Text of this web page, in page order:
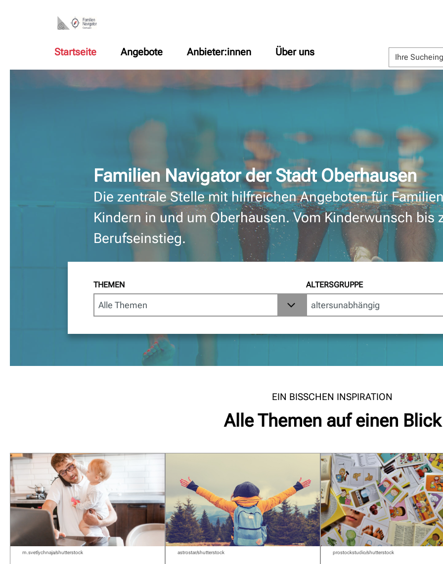
Startseite Angebote Anbieter:innen Über uns
Familien Navigator der Stadt Oberhausen
Die zentrale Stelle mit hilfreichen Angeboten für
Kindern in und um Oberhausen. Vom Kinderwunsch bis
Berufseinstieg.
THEMEN ALTERSGRUPPE
EIN BISSCHEN INSPIRATION
Alle Themen auf einen Blick
m.svetlychnaja/shutterstock astrostar/shutterstock prostockstudio/shutterstock